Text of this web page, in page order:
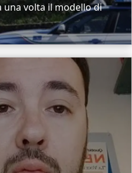
una volta il modello di